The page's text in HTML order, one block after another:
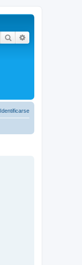
Buscar
Identificarse